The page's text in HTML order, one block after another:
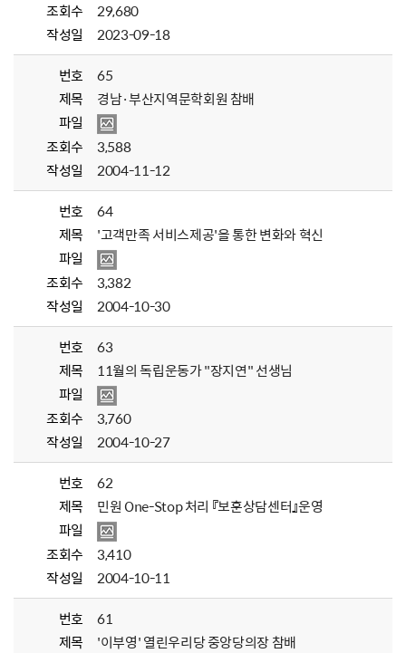
조회수
29,680
작성일
2023-09-18
번호
65
제목
경남·부산지역문학회원 참배
파일
조회수
3,588
작성일
2004-11-12
번호
64
제목
'고객만족 서비스제공'을 통한 변화와 혁신
파일
조회수
3,382
작성일
2004-10-30
번호
63
제목
11월의 독립운동가 "장지연" 선생님
파일
조회수
3,760
작성일
2004-10-27
번호
62
제목
민원 One-Stop 처리 『보훈상담센터』운영
파일
조회수
3,410
작성일
2004-10-11
번호
61
제목
'이부영' 열린우리당 중앙당의장 참배